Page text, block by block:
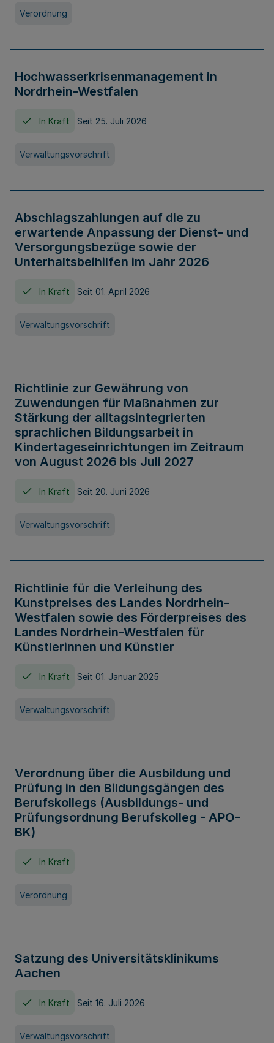
Verordnung
Hochwasserkrisenmanagement in
Nordrhein-Westfalen
In Kraft Seit 25. Juli 2026
Verwaltungsvorschrift
Abschlagszahlungen auf die zu
erwartende Anpassung der Dienst- und
Versorgungsbezüge sowie der
Unterhaltsbeihilfen im Jahr 2026
In Kraft Seit 01. April 2026
Verwaltungsvorschrift
Richtlinie zur Gewährung von
Zuwendungen für Maßnahmen zur
Stärkung der alltagsintegrierten
sprachlichen Bildungsarbeit in
Kindertageseinrichtungen im Zeitraum
von August 2026 bis Juli 2027
In Kraft Seit 20. Juni 2026
Verwaltungsvorschrift
Richtlinie für die Verleihung des
Kunstpreises des Landes Nordrhein-
Westfalen sowie des Förderpreises des
Landes Nordrhein-Westfalen für
Künstlerinnen und Künstler
In Kraft Seit 01. Januar 2025
Verwaltungsvorschrift
Verordnung über die Ausbildung und
Prüfung in den Bildungsgängen des
Berufskollegs (Ausbildungs- und
Prüfungsordnung Berufskolleg - APO-
BK)
In Kraft
Verordnung
Satzung des Universitätsklinikums
Aachen
In Kraft Seit 16. Juli 2026
Verwaltungsvorschrift